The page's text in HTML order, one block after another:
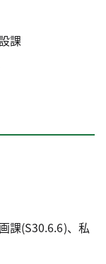
課
課(S30.6.6)、私